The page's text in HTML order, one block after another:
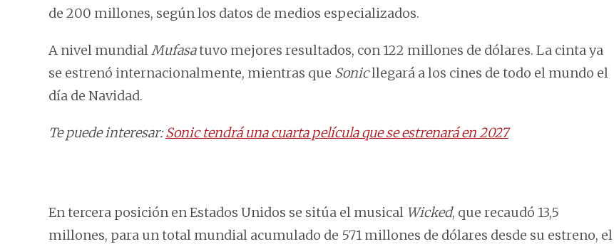
de 200 millones, según los datos de medios especializados.
A nivel mundialMufasatuvo mejores resultados, con 122 millones de dólares. La cinta ya
se estrenó internacionalmente, mientras que Sonicllegará a los cines de todo el mundo el
día de Navidad.
Te puede interesar:Sonic tendrá una cuarta película que se estrenará en 2027
En tercera posición en Estados Unidos se sitúa el musical Wicked, que recaudó 13,5
millones, para un total mundial acumulado de 571 millones de dólares desde su estreno, el